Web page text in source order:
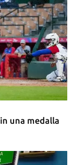
de agosto de
una medalla